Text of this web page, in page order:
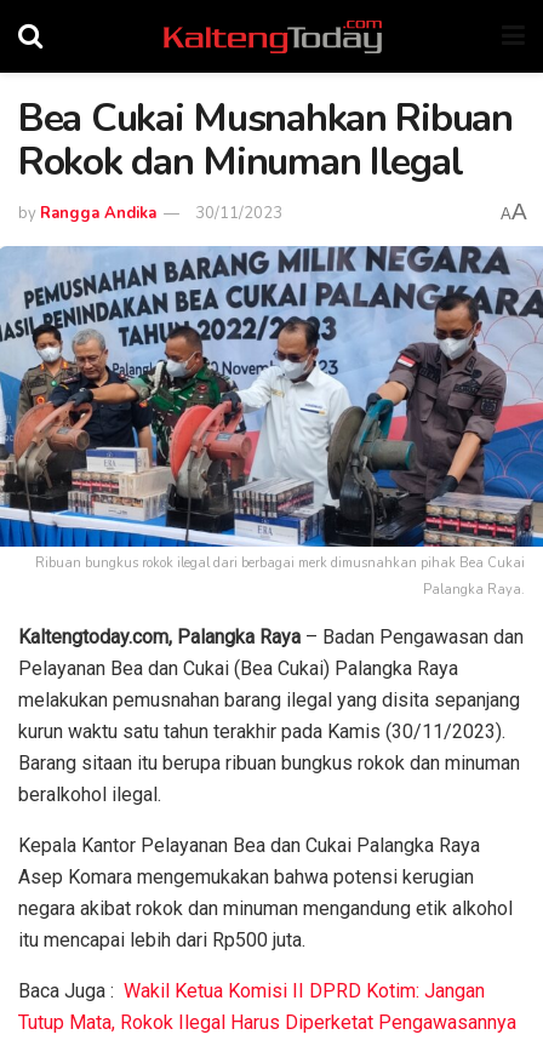
Bea Cukai Musnahkan Ribuan
Rokok dan Minuman Ilegal
by Rangga Andika 30/11/2023 AA
Ribuan bungkus rokok ilegal dari berbagai merk dimusnahkan pihak Bea Cukai
Palangka Raya.
Kaltengtoday.com, Palangka Raya – Badan Pengawasan dan
Pelayanan Bea dan Cukai (Bea Cukai) Palangka Raya
melakukan pemusnahan barang ilegal yang disita sepanjang
kurun waktu satu tahun terakhir pada Kamis (30/11/2023).
Barang sitaan itu berupa ribuan bungkus rokok dan minuman
beralkohol ilegal.
Kepala Kantor Pelayanan Bea dan Cukai Palangka Raya
Asep Komara mengemukakan bahwa potensi kerugian
negara akibat rokok dan minuman mengandung etik alkohol
itu mencapai lebih dari Rp500 juta.
Baca Juga : Wakil Ketua Komisi II DPRD Kotim: Jangan
Tutup Mata, Rokok Ilegal Harus Diperketat Pengawasannya